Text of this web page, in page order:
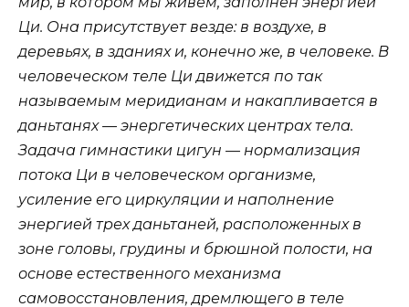
Ци. Она присутствует везде: в воздухе, в
деревьях, в зданиях и, конечно же, в человеке. В
человеческом теле Ци движется по так
называемым меридианам и накапливается в
даньтанях — энергетических центрах тела.
Задача гимнастики цигун — нормализация
потока Ци в человеческом организме,
усиление его циркуляции и наполнение
энергией трех даньтаней, расположенных в
зоне головы, грудины и брюшной полости, на
основе естественного механизма
самовосстановления, дремлющего в теле